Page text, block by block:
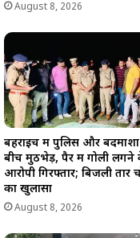
August 8, 2026
बहराइच में पुलिस और
बीच मुठभेड़, पैर में गोली लगने
आरोपी गिरफ्तार; बिजली तार
का खुलासा
August 8, 2026